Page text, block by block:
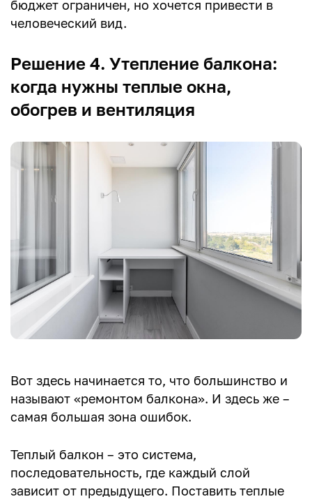
бюджет ограничен, но хочется привести в
человеческий вид.
Решение 4. Утепление балкона:
когда нужны теплые окна,
обогрев и вентиляция
Вот здесь начинается то, что большинство и
называют «ремонтом балкона». И здесь же –
самая большая зона ошибок.
Теплый балкон – это система,
последовательность, где каждый слой
зависит от предыдущего. Поставить теплые